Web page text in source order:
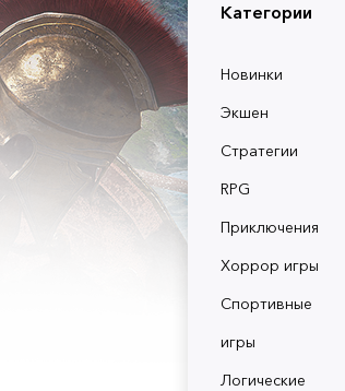
Категории
Новинки
Экшен
Стратегии
RPG
Приключения
Хоррор игры
Спортивные
игры
Логические